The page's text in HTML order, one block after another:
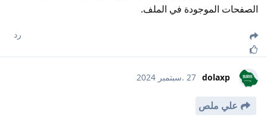
الصفحات الموجودة في الملف.
رد
dolaxp 27 .سبتمبر 2024
علي ملص